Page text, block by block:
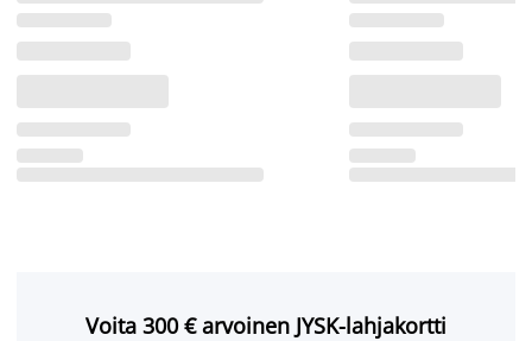
Voita 300 € arvoinen JYSK-lahjakortti